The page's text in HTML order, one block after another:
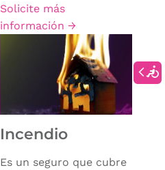
Solicite más
información →
Incendio
Es un seguro que cubre